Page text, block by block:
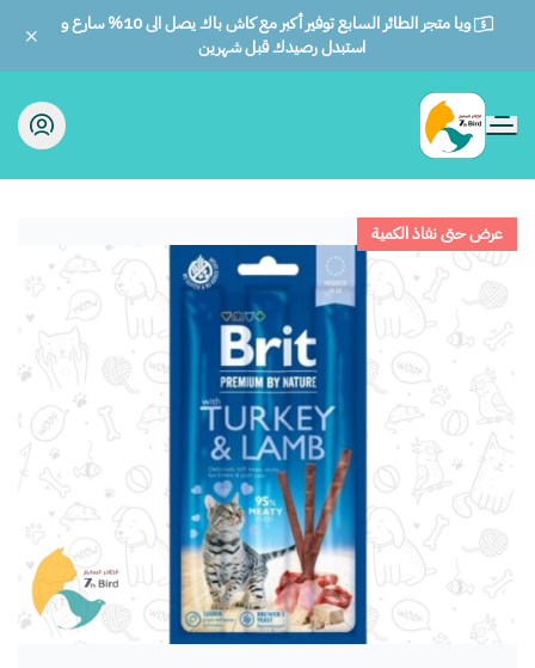
ويا متجر الطائر السابع توفير أكبر مع كاش باك يصل الى 10% سارع و
استبدل رصيدك قبل شهرين
الطائر السابع للحيوانات
عرض حتى نفاذ الكمية